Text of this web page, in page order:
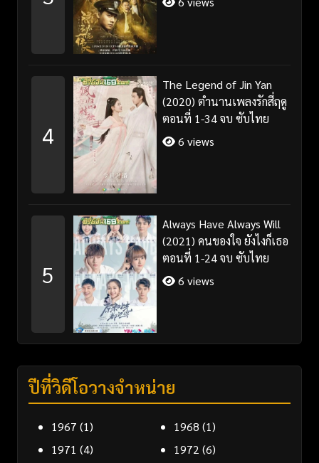
4
The Legend of Jin Yan
(2020) ตำนานเพลงรักสี่ฤดู
ตอนที่ 1-34 จบ ซับไทย
6 views
5
Always Have Always Will
(2021) คนของใจ ยังไงก็เธอ
ตอนที่ 1-24 จบ ซับไทย
6 views
ปีที่วิดีโอวางจำหน่าย
1967 (1) 1968 (1)
1971 (4) 1972 (6)